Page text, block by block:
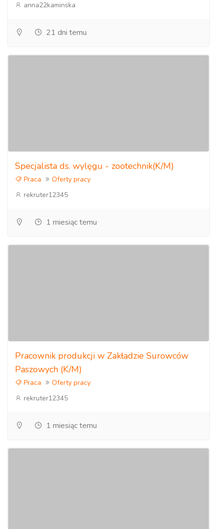
anna22kaminska
21 dni temu
Specjalista ds. wylęgu - zootechnik(K/M)
Praca
Oferty pracy
rekruter12345
1 miesiąc temu
Pracownik produkcji w Zakładzie Surowców
Paszowych (K/M)
Praca
Oferty pracy
rekruter12345
1 miesiąc temu